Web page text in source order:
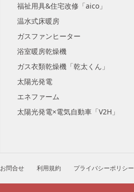
福祉用具&住宅改修「aico」
温水式床暖房
ガスファンヒーター
浴室暖房乾燥機
ガス衣類乾燥機「乾太くん」
太陽光発電
エネファーム
太陽光発電×電気自動車「V2H」
お問合せ 利用規約 プライバシーポリシー